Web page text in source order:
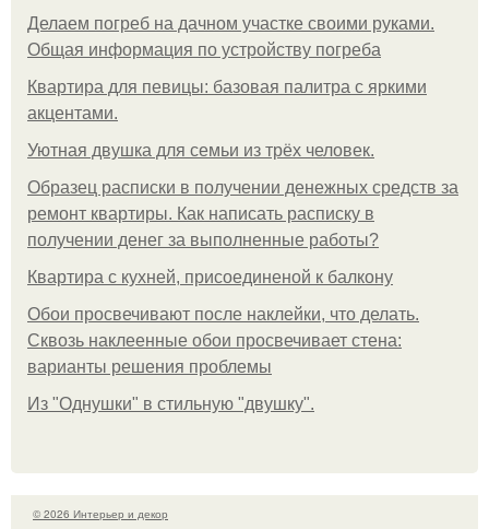
Делаем погреб на дачном участке своими руками.
Общая информация по устройству погреба
Квартира для певицы: базовая палитра с яркими
акцентами.
Уютная двушка для семьи из трёх человек.
Образец расписки в получении денежных средств за
ремонт квартиры. Как написать расписку в
получении денег за выполненные работы?
Квартира с кухней, присоединеной к балкону
Обои просвечивают после наклейки, что делать.
Сквозь наклеенные обои просвечивает стена:
варианты решения проблемы
Из "Однушки" в стильную "двушку".
© 2026 Интерьер и декор